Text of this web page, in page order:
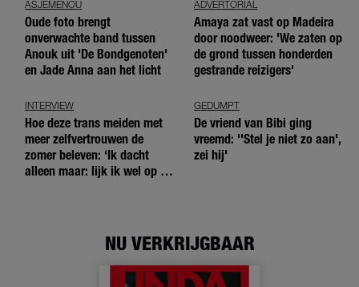
ASJEMENOU
Oude foto brengt
onverwachte band tussen
Anouk uit 'De Bondgenoten'
en Jade Anna aan het licht
ADVERTORIAL
Amaya zat vast op Madeira
door noodweer: 'We zaten op
de grond tussen honderden
gestrande reizigers'
INTERVIEW
Hoe deze trans meiden met
meer zelfvertrouwen de
zomer beleven: ‘Ik dacht
alleen maar: lijk ik wel op de
GEDUMPT
De vriend van Bibi ging
vreemd: ''Stel je niet zo aan',
zei hij'
NU VERKRIJGBAAR